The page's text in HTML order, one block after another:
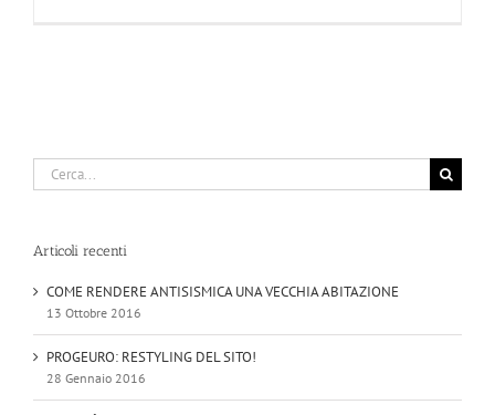
Cerca
per:
Articoli recenti
COME RENDERE ANTISISMICA UNA VECCHIA ABITAZIONE
13 Ottobre 2016
PROGEURO: RESTYLING DEL SITO!
28 Gennaio 2016